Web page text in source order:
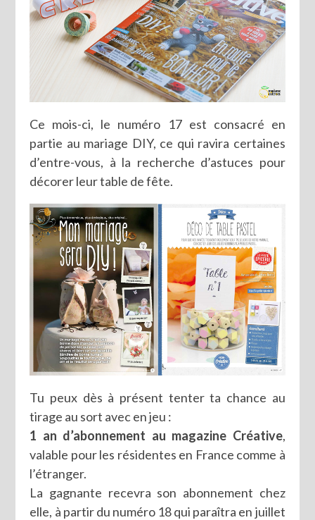
Ce mois-ci, le numéro 17 est consacré en
partie au mariage DIY, ce qui ravira certaines
d’entre-vous, à la recherche d’astuces pour
décorer leur table de fête.
Tu peux dès à présent tenter ta chance au
tirage au sort avec en jeu :
1 an d’abonnement au magazine Créative,
valable pour les résidentes en France comme à
l’étranger.
La gagnante recevra son abonnement chez
elle, à partir du numéro 18 qui paraîtra en juillet